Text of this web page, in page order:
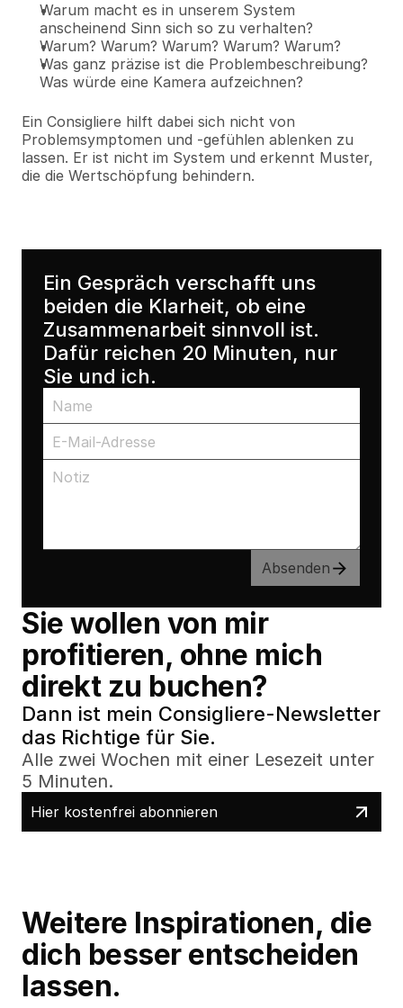
Warum macht es in unserem System
anscheinend Sinn sich so zu verhalten?
Warum? Warum? Warum? Warum? Warum?
Was ganz präzise ist die Problembeschreibung?
Was würde eine Kamera aufzeichnen?
Ein Consigliere hilft dabei sich nicht von
Problemsymptomen und -gefühlen ablenken zu
lassen. Er ist nicht im System und erkennt Muster,
die die Wertschöpfung behindern.
Ein Gespräch verschafft uns
beiden die Klarheit, ob eine
Zusammenarbeit sinnvoll ist.
Dafür reichen 20 Minuten, nur
Sie und ich.
Absenden
Sie wollen von mir
profitieren, ohne mich
direkt zu buchen?
Dann ist mein Consigliere-Newsletter
das Richtige für Sie.
Alle zwei Wochen mit einer Lesezeit unter
5 Minuten.
Hier kostenfrei abonnieren
Weitere Inspirationen, die
dich besser entscheiden
lassen.